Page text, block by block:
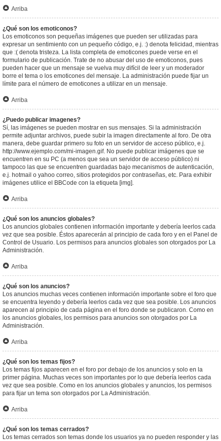
Arriba
¿Qué son los emoticonos?
Los emoticonos son pequeñas imágenes que pueden ser utilizadas para
expresar un sentimiento con un pequeño código, e.j. :) denota felicidad, mientras
que :( denota tristeza. La lista completa de emoticones puede verse en el
formulario de publicación. Trate de no abusar del uso de emoticonos, pues
pueden hacer que un mensaje se vuelva muy difícil de leer y un moderador
borre el tema o los emoticones del mensaje. La administración puede fijar un
límite para el número de emoticones a utilizar en un mensaje.
Arriba
¿Puedo publicar imagenes?
Sí, las imágenes se pueden mostrar en sus mensajes. Si la administración
permite adjuntar archivos, puede subir la imagen directamente al foro. De otra
manera, debe guardar primero su foto en un servidor de acceso público, e.j.
http://www.ejemplo.com/mi-imagen.gif. No puede publicar imágenes que se
encuentren en su PC (a menos que sea un servidor de acceso público) ni
tampoco las que se encuentren guardadas bajo mecanismos de autenticación,
e.j. hotmail o yahoo correo, sitios protegidos por contraseñas, etc. Para exhibir
imágenes utilice el BBCode con la etiqueta [img].
Arriba
¿Qué son los anuncios globales?
Los anuncios globales contienen información importante y debería leerlos cada
vez que sea posible. Éstos aparecerán al principio de cada foro y en el Panel de
Control de Usuario. Los permisos para anuncios globales son otorgados por La
Administración.
Arriba
¿Qué son los anuncios?
Los anuncios muchas veces contienen información importante sobre el foro que
se encuentra leyendo y debería leerlos cada vez que sea posible. Los anuncios
aparecen al principio de cada página en el foro donde se publicaron. Como en
los anuncios globales, los permisos para anuncios son otorgados por La
Administración.
Arriba
¿Qué son los temas fijos?
Los temas fijos aparecen en el foro por debajo de los anuncios y solo en la
primer página. Muchas veces son importantes por lo que debería leerlos cada
vez que sea posible. Como en los anuncios globales y anuncios, los permisos
para fijar un tema son otorgados por La Administración.
Arriba
¿Qué son los temas cerrados?
Los temas cerrados son temas donde los usuarios ya no pueden responder y las